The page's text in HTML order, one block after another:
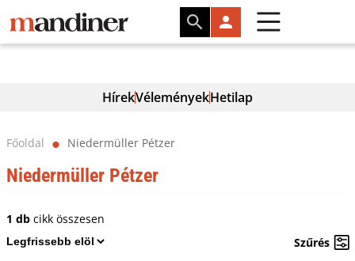
HírekVéleményekHetilap
Főoldal ⬤ Niedermüller Pétzer
Niedermüller Pétzer
1 dbcikk összesen
Szűrés